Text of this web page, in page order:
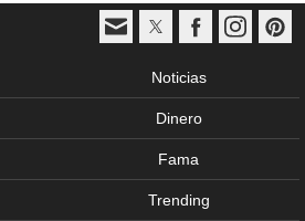
Noticias
Dinero
Fama
Trending